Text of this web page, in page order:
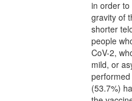
in order
gravity of
shorter
people
CoV-2,
mild, or
(53.7%)